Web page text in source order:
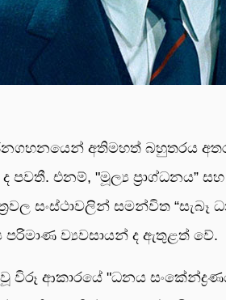
අතිමහත් බහුතරය
ද පවතී. එනම්, "මූල්‍ය ප්‍රාග්ධනය”
සංස්ථාවලින් සමන්විත “සැබෑ
පරිමාණ ව්‍යවසායන් ද ඇතුළත් වේ.
විරූ ආකාරයේ "ධනය